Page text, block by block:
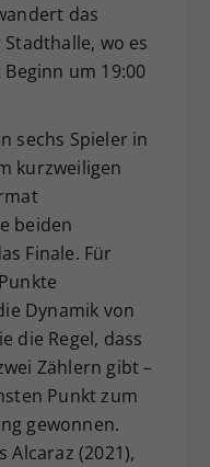
das
wo es
um 19:00
sechs Spieler in
kurzweiligen
beiden
Finale. Für
Dynamik von
die Regel, dass
Zählern gibt –
Punkt zum
gewonnen.
Alcaraz (2021),